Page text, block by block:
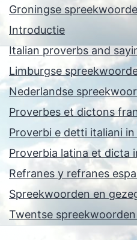
Groningse
Introductie
Italian proverbs and
Limburgse
Nederlandse
Proverbes et dictons
Proverbi e detti italiani
Proverbia latina et dicta
Refranes y refranes
Spreekwoorden en
Twentse